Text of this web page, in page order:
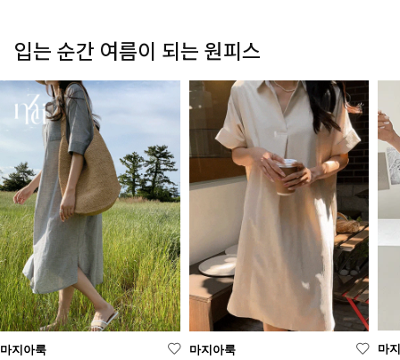
입는 순간 여름이 되는 원피스
마지아룩 마지아룩 마